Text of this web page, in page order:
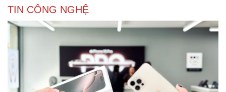
TIN CÔNG NGHỆ